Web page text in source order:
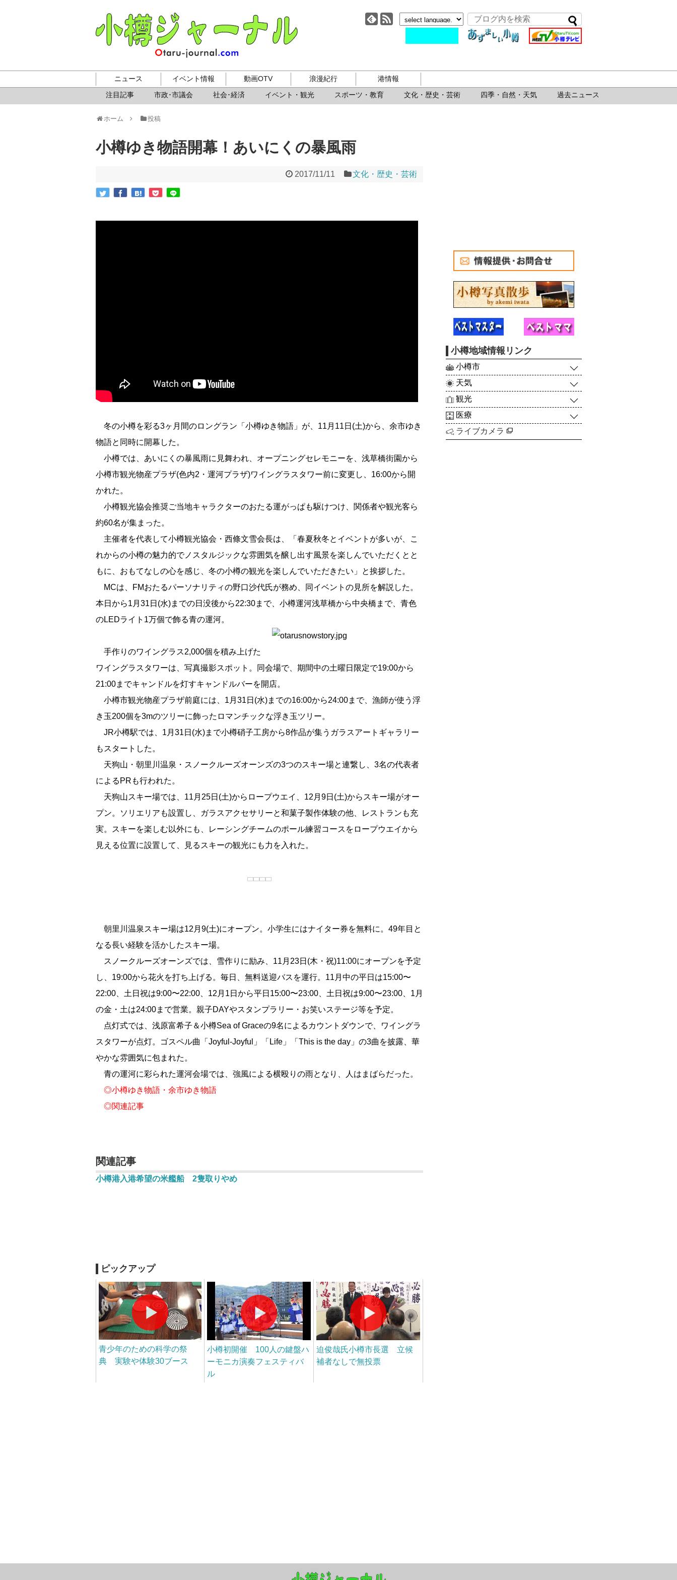
小樽ジャーナル
ニュース
注目記事
市政･市議会 社会･経済 イベント・観光 スポーツ・教育 文化・歴史・芸術 四季・自然・天気 過去ニュース
イベント情報 動画OTV 浪漫紀行 港情報
ホーム 投稿
小樽ゆき物語開幕！あいにくの暴風雨
2017/11/11 文化・歴史・芸術
冬の小樽を彩る3ヶ月間のロングラン「小樽ゆき物語」が、11月11日(土)から、余市ゆき
物語と同時に開幕した。
小樽では、あいにくの暴風雨に見舞われ、オープニングセレモニーを、浅草橋街園から
小樽市観光物産プラザ(色内2・運河プラザ)ワイングラスタワー前に変更し、16:00から開
かれた。
小樽観光協会推奨ご当地キャラクターのおたる運がっぱも駆けつけ、関係者や観光客ら
約60名が集まった。
主催者を代表して小樽観光協会・西條文雪会長は、「春夏秋冬とイベントが多いが、こ
れからの小樽の魅力的でノスタルジックな雰囲気を醸し出す風景を楽しんでいただくとと
もに、おもてなしの心を感じ、冬の小樽の観光を楽しんでいただきたい」と挨拶した。
MCは、FMおたるパーソナリティの野口沙代氏が務め、同イベントの見所を解説した。
本日から1月31日(水)までの日没後から22:30まで、小樽運河浅草橋から中央橋まで、青色
のLEDライト1万個で飾る青の運河。
手作りのワイングラス2,000個を積み上げた
ワイングラスタワーは、写真撮影スポット。同会場で、期間中の土曜日限定で19:00から
21:00までキャンドルを灯すキャンドルバーを開店。
小樽市観光物産プラザ前庭には、1月31日(水)までの16:00から24:00まで、漁師が使う浮
き玉200個を3mのツリーに飾ったロマンチックな浮き玉ツリー。
JR小樽駅では、1月31日(水)まで小樽硝子工房から8作品が集うガラスアートギャラリー
もスタートした。
天狗山・朝里川温泉・スノークルーズオーンズの3つのスキー場と連繋し、3名の代表者
によるPRも行われた。
天狗山スキー場では、11月25日(土)からロープウエイ、12月9日(土)からスキー場がオー
プン。ソリエリアも設置し、ガラスアクセサリーと和菓子製作体験の他、レストランも充
実。スキーを楽しむ以外にも、レーシングチームのポール練習コースをロープウエイから
見える位置に設置して、見るスキーの観光にも力を入れた。
朝里川温泉スキー場は12月9(土)にオープン。小学生にはナイター券を無料に。49年目と
なる長い経験を活かしたスキー場。
スノークルーズオーンズでは、雪作りに励み、11月23日(木・祝)11:00にオープンを予定
し、19:00から花火を打ち上げる。毎日、無料送迎バスを運行。11月中の平日は15:00〜
22:00、土日祝は9:00〜22:00、12月1日から平日15:00〜23:00、土日祝は9:00〜23:00、1月
の金・土は24:00まで営業。親子DAYやスタンプラリー・お笑いステージ等を予定。
点灯式では、浅原富希子＆小樽Sea of Graceの9名によるカウントダウンで、ワイングラ
スタワーが点灯。ゴスペル曲「Joyful-Joyful」「Life」「This is the day」の3曲を披露、華
やかな雰囲気に包まれた。
青の運河に彩られた運河会場では、強風による横殴りの雨となり、人はまばらだった。
◎小樽ゆき物語・余市ゆき物語
◎関連記事
関連記事
小樽港入港希望の米艦船 2隻取りやめ
ピックアップ
青少年のための科学の祭
典 実験や体験30ブース
小樽初開催 100人の鍵盤ハ
ーモニカ演奏フェスティバ
ル
迫俊哉氏小樽市長選 立候
補者なしで無投票
小樽地域情報リンク
小樽市
天気
観光
医療
ライブカメラ